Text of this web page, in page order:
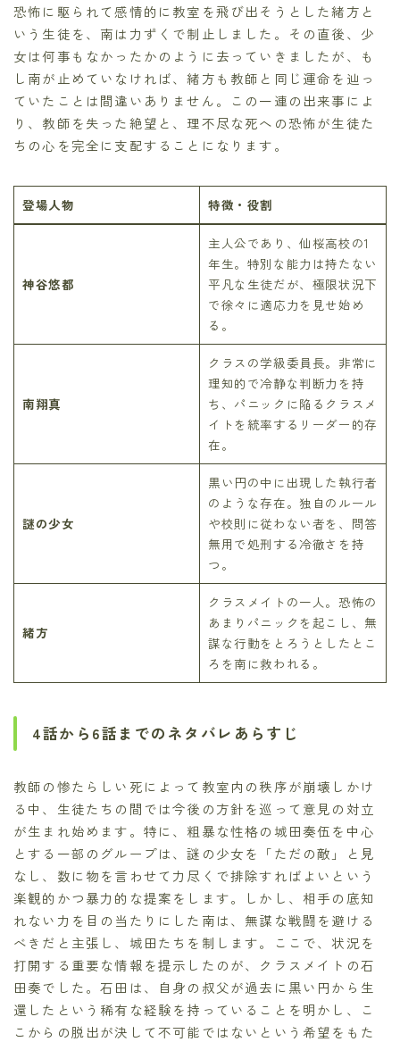
恐怖に駆られて感情的に教室を飛び出そうとした緒方と
いう生徒を、南は力ずくで制止しました。その直後、少
女は何事もなかったかのように去っていきましたが、も
し南が止めていなければ、緒方も教師と同じ運命を辿っ
ていたことは間違いありません。この一連の出来事によ
り、教師を失った絶望と、理不尽な死への恐怖が生徒た
ちの心を完全に支配することになります。
登場人物 特徴・役割
神谷悠都
主人公であり、仙桜高校の1
年生。特別な能力は持たない
平凡な生徒だが、極限状況下
で徐々に適応力を見せ始め
る。
南翔真
クラスの学級委員長。非常に
理知的で冷静な判断力を持
ち、パニックに陥るクラスメ
イトを統率するリーダー的存
在。
謎の少女
黒い円の中に出現した執行者
のような存在。独自のルール
や校則に従わない者を、問答
無用で処刑する冷徹さを持
つ。
緒方
クラスメイトの一人。恐怖の
あまりパニックを起こし、無
謀な行動をとろうとしたとこ
ろを南に救われる。
4話から6話までのネタバレあらすじ
教師の惨たらしい死によって教室内の秩序が崩壊しかけ
る中、生徒たちの間では今後の方針を巡って意見の対立
が生まれ始めます。特に、粗暴な性格の城田奏伍を中心
とする一部のグループは、謎の少女を「ただの敵」と見
なし、数に物を言わせて力尽くで排除すればよいという
楽観的かつ暴力的な提案をします。しかし、相手の底知
れない力を目の当たりにした南は、無謀な戦闘を避ける
べきだと主張し、城田たちを制します。ここで、状況を
打開する重要な情報を提示したのが、クラスメイトの石
田奏でした。石田は、自身の叔父が過去に黒い円から生
還したという稀有な経験を持っていることを明かし、こ
こからの脱出が決して不可能ではないという希望をもた